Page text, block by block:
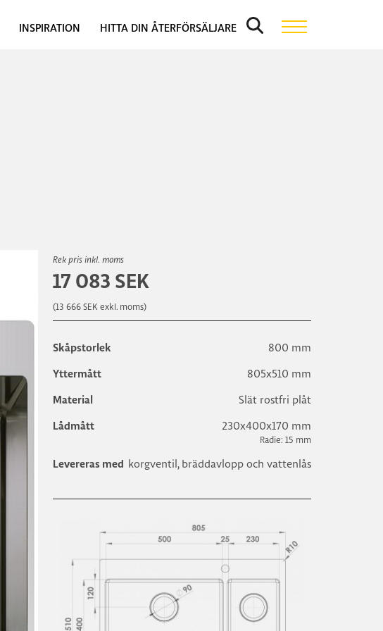
INSPIRATION HITTA DIN ÅTERFÖRSÄLJARE
Rek pris inkl. moms
17 083 SEK
(13 666 SEK exkl. moms)
Skåpstorlek 800 mm
Yttermått 805x510 mm
Material Slät rostfri plåt
Lådmått 230x400x170 mm
Radie: 15 mm
Levereras med korgventil, bräddavlopp och vattenlås